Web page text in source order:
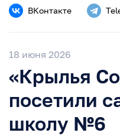
ВКонтакте
18 июня 2026
«Крылья
посетили
школу №6